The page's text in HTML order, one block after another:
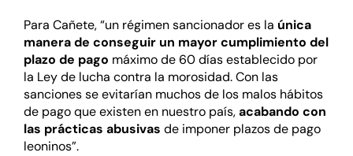
Para Cañete, “un régimen sancionador es la única
manera de conseguir un mayor cumplimiento del
plazo de pago máximo de 60 días establecido por
la Ley de lucha contra la morosidad. Con las
sanciones se evitarían muchos de los malos hábitos
de pago que existen en nuestro país,acabando con
las prácticas abusivas de imponer plazos de pago
leoninos”.